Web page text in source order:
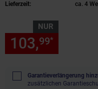
Lieferzeit:
ca. 4
NUR
103,99*
Garantieverlängerung
zusätzlichen